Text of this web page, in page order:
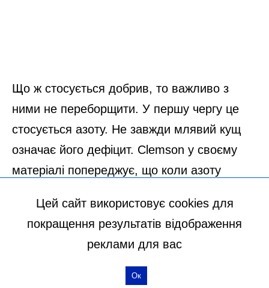
Цей сайт використовує cookies для
покращення результатів відображення
реклами для вас
Ок